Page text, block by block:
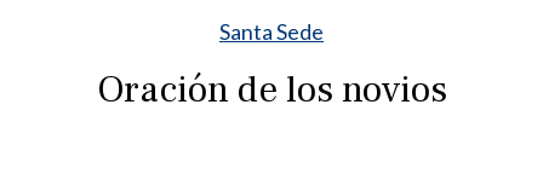
Santa Sede
Oración de los novios